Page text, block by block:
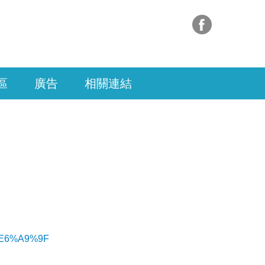
廣告 相關連結